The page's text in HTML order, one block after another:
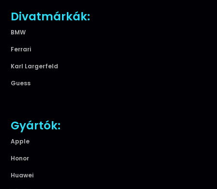
Divatmárkák:
BMW
Ferrari
Karl Largerfeld
Guess
Gyártók:
Apple
Honor
Huawei